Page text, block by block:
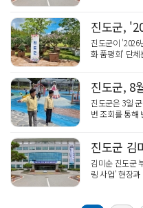
진도군이 '2026
화 품평회' 단
진도군, 8
진도군은 3일
번 조회를 통해
김미순 진도군
링 사업' 현장